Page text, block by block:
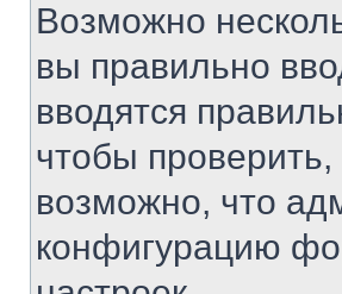
Возможно
вы правильно
вводятся
чтобы
возможно, что
конфигурацию